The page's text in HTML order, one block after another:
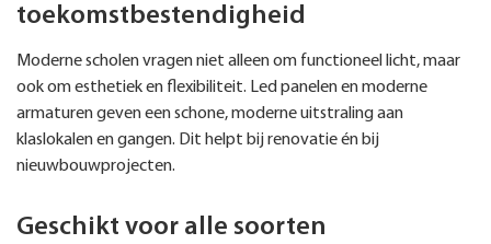
toekomstbestendigheid
Moderne scholen vragen niet alleen om functioneel licht, maar
ook om esthetiek en flexibiliteit. Led panelen en moderne
armaturen geven een schone, moderne uitstraling aan
klaslokalen en gangen. Dit helpt bij renovatie én bij
nieuwbouwprojecten.
Geschikt voor alle soorten